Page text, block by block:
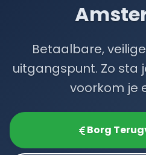
Betaalbare,
uitgangspunt. Zo sta
voorkom je
Borg